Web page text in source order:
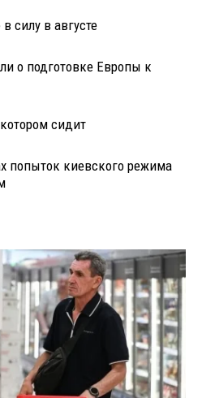
силу в августе
о подготовке Европы к
сидит
попыток киевского режима